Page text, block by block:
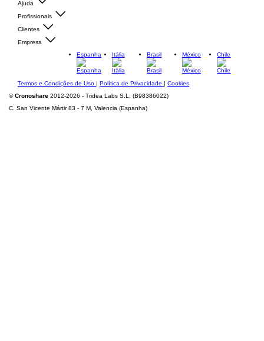
Ajuda
Profissionais
Clientes
Empresa
Espanha
Itália Brasil México Chile
Termos e Condições de Uso | Política de Privacidade | Cookies
©Cronoshare 2012-2026 - Tridea Labs S.L. (B98386022)
C. San Vicente Mártir 83 - 7 M, Valencia (Espanha)